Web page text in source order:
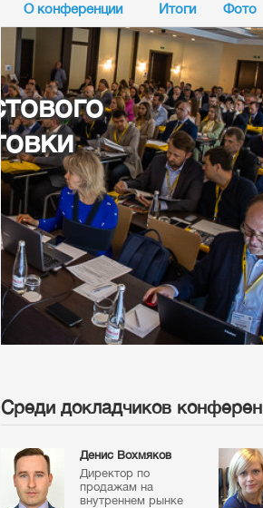
О конференции Итоги Фото
Основные темы
Спрос и
сегментах
профильных и
драйверы
Среди докладчиков
Денис Вохмяков
Директор по
продажам на
внутреннем рынке